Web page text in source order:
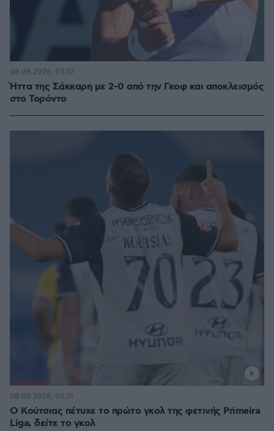
Ήττα της Σάκκαρη με 2-0 από την Γκοφ και αποκλεισμός
στο Τορόντο
08.08.2026, 03:37
Ο Κούτσιας πέτυχε το πρώτο γκολ της φετινής Primeira
Liga, δείτε το γκολ
08.08.2026, 03:31